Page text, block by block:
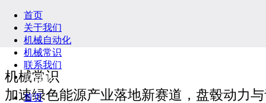
首页
关于我们
机械自动化
机械常识
联系我们
English
首页
机械常识
加速绿色能源产业落地新赛道，盘毂动力